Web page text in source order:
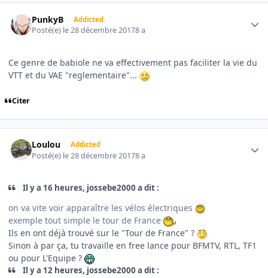
PunkyB Addicted
Posté(e) le 28 décembre 20178 a
Ce genre de babiole ne va effectivement pas faciliter la vie du
VTT et du VAE "reglementaire"...
Citer
Loulou Addicted
Posté(e) le 28 décembre 20178 a
Il y a 16 heures, jossebe2000 a dit :
on va vite voir apparaître les vélos électriques
exemple tout simple le tour de France
Ils en ont déjà trouvé sur le "Tour de France" ?
Sinon à par ça, tu travaille en free lance pour BFMTV, RTL, TF1
ou pour L'Equipe ?
Il y a 12 heures, jossebe2000 a dit :